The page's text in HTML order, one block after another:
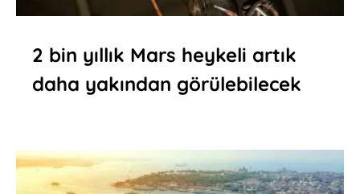
2 bin yıllık Mars heykeli artık
daha yakından görülebilecek